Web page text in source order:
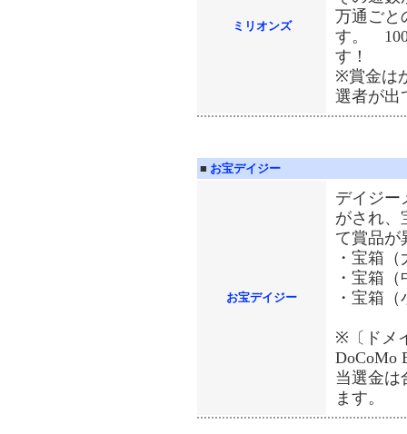
ミリオンズ
万通ごと
す。
す！
※賞金は
選者が出
■ お宝デイジー
お宝デイジー
デイジー
がされ、
て賞品が
・宝箱
・宝箱
・宝箱
※〔ドメ
DoCoMo
当選金は
ます。